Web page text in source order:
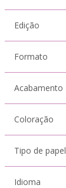
Edição
Formato
Acabamento
Coloração
Tipo de papel
Idioma